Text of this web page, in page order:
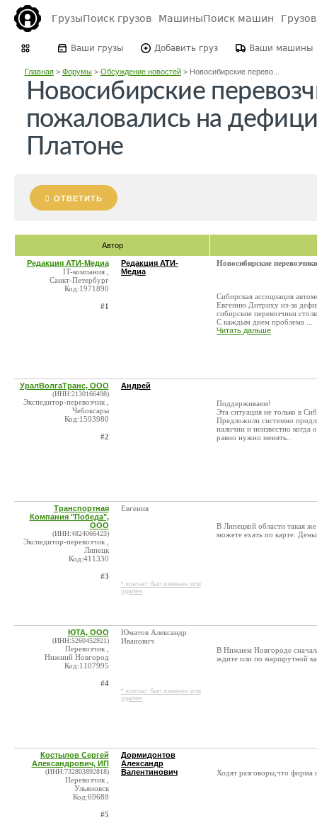
ГрузыПоиск грузов МашиныПоиск машин
Ваши грузы Добавить груз Ваши машины
Главная> Форумы> Обсуждение новостей> Новосибирские перево...
Новосибирские
пожаловались на
Платоне
ОТВЕТИТЬ
Автор
Редакция АТИ-Медиа
IT-компания ,
Санкт-Петербург
Код:1971890
#1
Редакция АТИ-
Медиа
Новосибирские
Сибирская ассоциация
Евгению Дитриху из-за
сибирские перевозчики
С каждым днем проблема ...
Читать дальше
УралВолгаТранс, ООО
(ИНН:2130166498)
Экспедитор-перевозчик ,
Чебоксары
Код:1593980
#2
Андрей
Поддерживаем!
Эта ситуация не только в
Предложили системно
наличии и неизвестно когда
равно нужно менять..
Транспортная
Компания "Победа",
ООО
(ИНН:4824066423)
Экспедитор-перевозчик ,
Липецк
Код:411330
#3
Евгения
* контакт был изменен или
удален
В Липецкой области такая
можете ехать по карте.
ЮТА, ООО
(ИНН:5260452921)
Перевозчик ,
Нижний Новгород
Код:1107995
#4
Юматов Александр
Иванович
* контакт был изменен или
удален
В Нижнем Новгороде
ждите или по маршрутной
Костылов Сергей
Александрович, ИП
(ИНН:732803892818)
Перевозчик ,
Ульяновск
Код:69688
#5
Дормидонтов
Александр
Валентинович
Ходят разговоры,что фирма